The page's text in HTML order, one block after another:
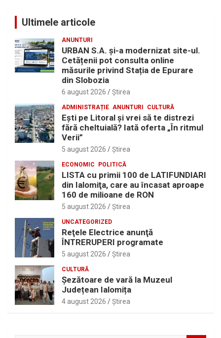
Ultimele articole
ANUNTURI
URBAN S.A. și-a modernizat site-ul.
Cetățenii pot consulta online
măsurile privind Stația de Epurare
din Slobozia
6 august 2026 Ştirea
ADMINISTRAȚIE ANUNTURI CULTURĂ
Eşti pe Litoral şi vrei să te distrezi
fără cheltuială? Iată oferta „În ritmul
Verii”
5 august 2026 Ştirea
ECONOMIC POLITICĂ
LISTA cu primii 100 de LATIFUNDIARI
din Ialomiţa, care au încasat aproape
160 de milioane de RON
5 august 2026 Ştirea
UNCATEGORIZED
Reţele Electrice anunţă
ÎNTRERUPERI programate
5 august 2026 Ştirea
CULTURĂ
Șezătoare de vară la Muzeul
Județean Ialomița
4 august 2026 Ştirea